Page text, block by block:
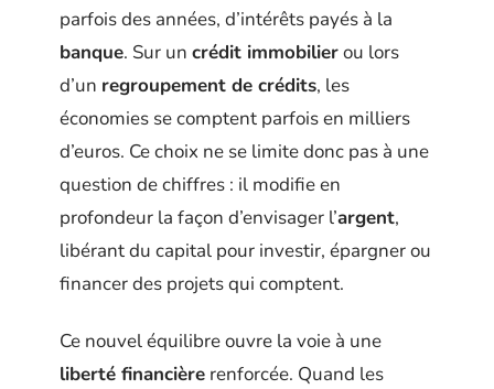
parfois des années, d’intérêts payés à la
banque. Sur un crédit immobilierou lors
d’un regroupement de crédits, les
économies se comptent parfois en milliers
d’euros. Ce choix ne se limite donc pas à une
question de chiffres : il modifie en
profondeur la façon d’envisager l’argent,
libérant du capital pour investir, épargner ou
financer des projets qui comptent.
Ce nouvel équilibre ouvre la voie à une
liberté financière renforcée. Quand les